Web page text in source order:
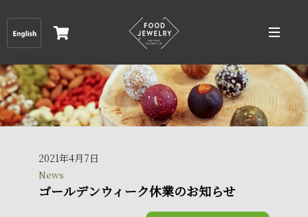
2021年4月7日
News
ゴールデンウィーク休業のお知らせ